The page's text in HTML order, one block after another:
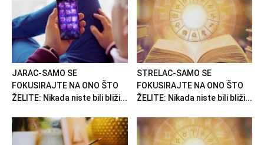
JARAC-SAMO SE
FOKUSIRAJTE NA ONO ŠTO
ŽELITE: Nikada niste bili bliži...
STRELAC-SAMO SE
FOKUSIRAJTE NA ONO ŠTO
ŽELITE: Nikada niste bili bliži...